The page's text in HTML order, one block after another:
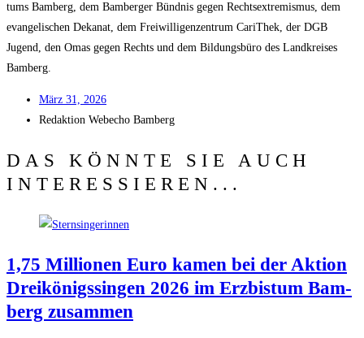
tums Bam­berg, dem Bam­ber­ger Bünd­nis gegen Rechts­extre­mis­mus, dem
evan­ge­li­schen Deka­nat, dem Frei­wil­li­gen­zen­trum Cari­Thek, der DGB
Jugend, den Omas gegen Rechts und dem Bil­dungs­bü­ro des Land­krei­ses
Bamberg.
März 31, 2026
Redak­ti­on Web­echo Bamberg
DAS KÖNNTE SIE AUCH
INTERESSIEREN...
1,75 Mil­lio­nen Euro kamen bei der Akti­on
Drei­kö­nigs­sin­gen 2026 im Erz­bis­tum Bam­
berg zusammen